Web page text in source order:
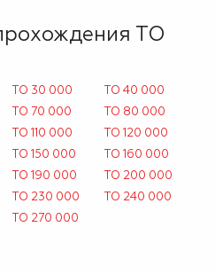
ТО
ТО 30 000
ТО 40 000
ТО 70 000
ТО 80 000
ТО 110 000
ТО 120 000
ТО 150 000
ТО 160 000
ТО 190 000
ТО 200 000
ТО 230 000
ТО 240 000
ТО 270 000